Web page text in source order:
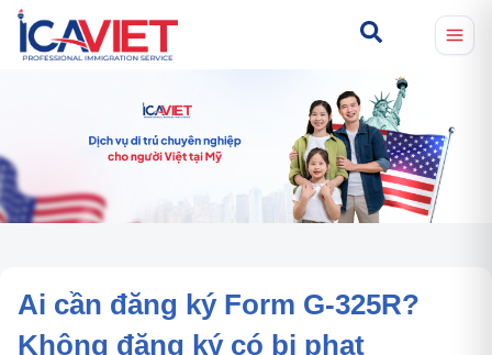
Ai cần đăng ký Form G-325R?
Không đăng ký có bị phạt